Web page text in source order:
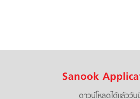
Sanook
ดาวน์โหลดได้แล้ววัน